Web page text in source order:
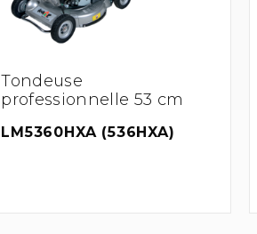
Tondeuse
professionnelle 53 cm
LM5360HXA (536HXA)